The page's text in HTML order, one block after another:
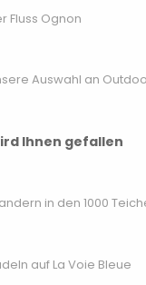
Fluss Ognon
Auswahl an
Ihnen gefallen
in den 1000
auf La Voie Bleue